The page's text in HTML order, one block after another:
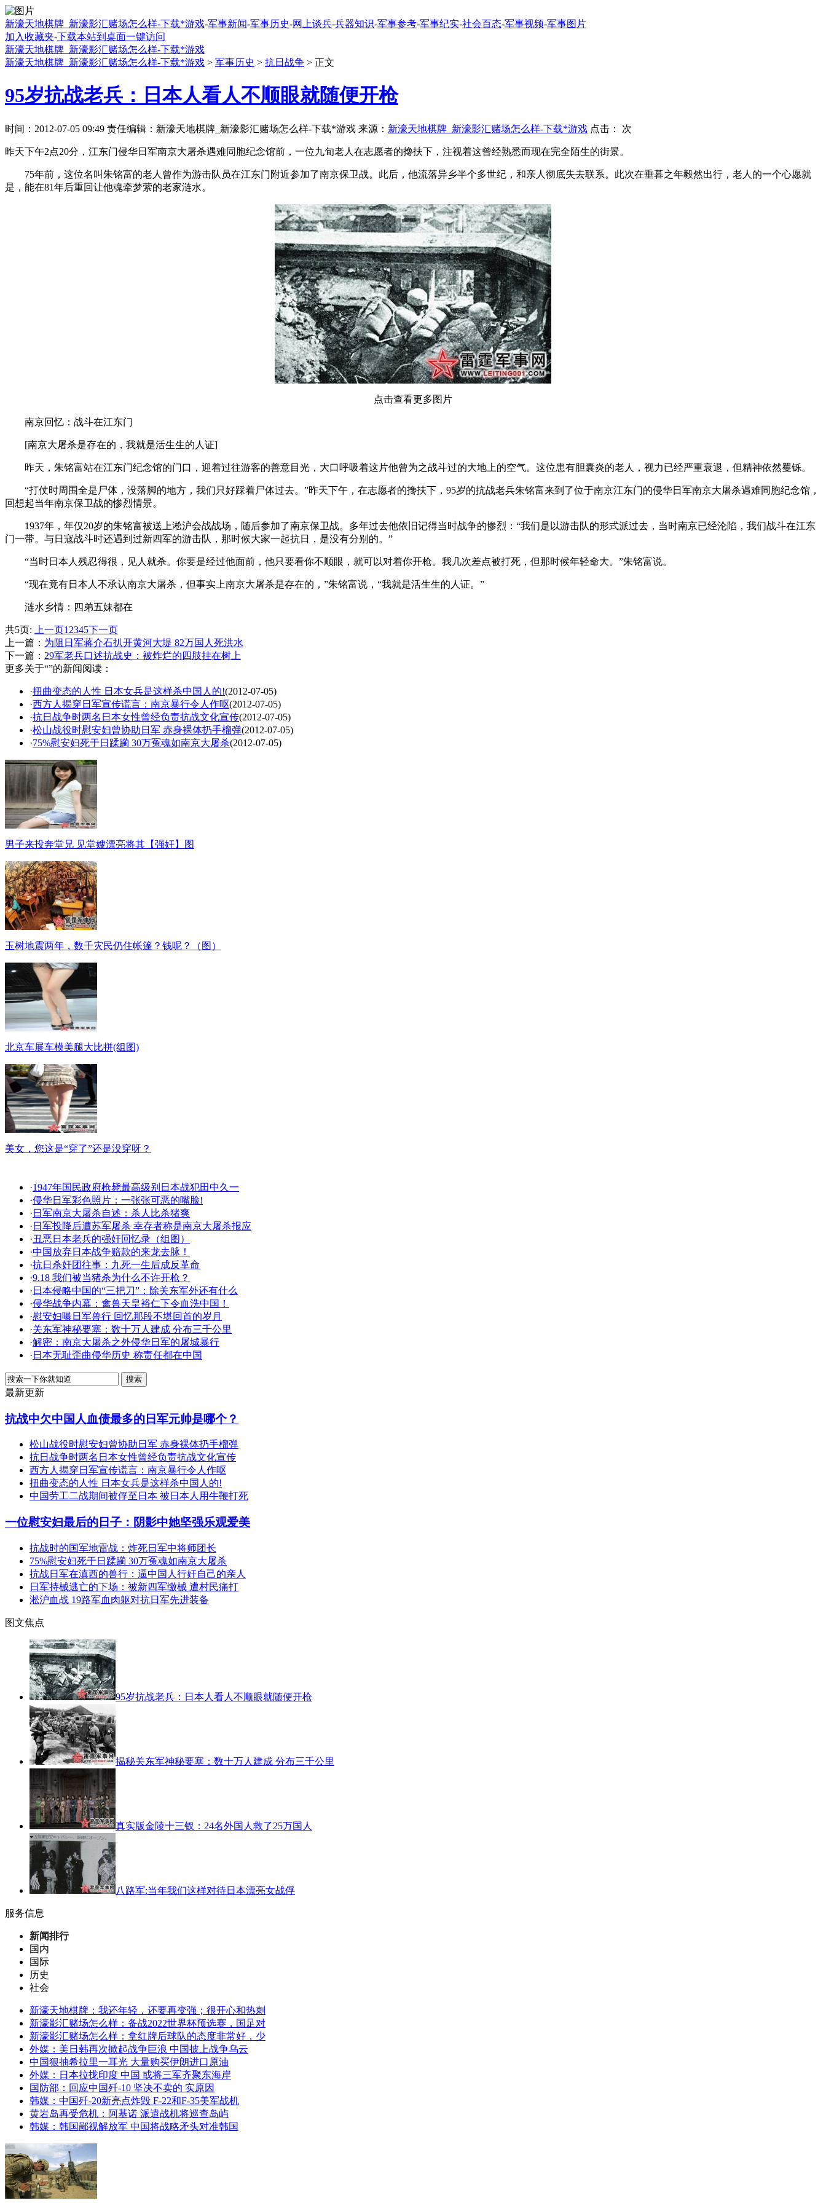
新濠天地棋牌_新濠影汇赌场怎么样-下载*游戏-军事新闻-军事历史-网上谈兵-兵器知识-军事参考-军事纪实-社会百态-军事视频-军事图片
加入收藏夹-下载本站到桌面一键访问
新濠天地棋牌_新濠影汇赌场怎么样-下载*游戏
新濠天地棋牌_新濠影汇赌场怎么样-下载*游戏 > 军事历史 > 抗日战争 > 正文
95岁抗战老兵：日本人看人不顺眼就随便开枪
时间：2012-07-05 09:49 责任编辑：新濠天地棋牌_新濠影汇赌场怎么样-下载*游戏 来源： 新濠天地棋牌_新濠影汇赌场怎么样-下载*游戏 点击： 次
昨天下午2点20分，江东门侵华日军南京大屠杀遇难同胞纪念馆前，一位九旬老人在志愿者的搀扶下，注视着这曾经熟悉而现在完全陌生的街景。
75年前，这位名叫朱铭富的老人曾作为游击队员在江东门附近参加了南京保卫战。此后，他流落异乡半个多世纪，和亲人彻底失去联系。此次在垂暮之年毅然出行，老人的一个心愿就
是，能在81年后重回让他魂牵梦萦的老家涟水。
点击查看更多图片
南京回忆：战斗在江东门
[南京大屠杀是存在的，我就是活生生的人证]
昨天，朱铭富站在江东门纪念馆的门口，迎着过往游客的善意目光，大口呼吸着这片他曾为之战斗过的大地上的空气。这位患有胆囊炎的老人，视力已经严重衰退，但精神依然矍铄。
“打仗时周围全是尸体，没落脚的地方，我们只好踩着尸体过去。”昨天下午，在志愿者的搀扶下，95岁的抗战老兵朱铭富来到了位于南京江东门的侵华日军南京大屠杀遇难同胞纪念馆，
回想起当年南京保卫战的惨烈情景。
1937年，年仅20岁的朱铭富被送上淞沪会战战场，随后参加了南京保卫战。多年过去他依旧记得当时战争的惨烈：“我们是以游击队的形式派过去，当时南京已经沦陷，我们战斗在江东
门一带。与日寇战斗时还遇到过新四军的游击队，那时候大家一起抗日，是没有分别的。”
“当时日本人残忍得很，见人就杀。你要是经过他面前，他只要看你不顺眼，就可以对着你开枪。我几次差点被打死，但那时候年轻命大。”朱铭富说。
“现在竟有日本人不承认南京大屠杀，但事实上南京大屠杀是存在的，”朱铭富说，“我就是活生生的人证。”
涟水乡情：四弟五妹都在
共5页: 上一页1 2345下一页
上一篇： 为阻日军蒋介石扒开黄河大堤 82万国人死洪水
下一篇： 29军老兵口述抗战史：被炸烂的四肢挂在树上
更多关于“”的新闻阅读：
·扭曲变态的人性 日本女兵是这样杀中国人的!(2012-07-05)
·西方人揭穿日军宣传谎言：南京暴行令人作呕(2012-07-05)
·抗日战争时两名日本女性曾经负责抗战文化宣传(2012-07-05)
·松山战役时慰安妇曾协助日军 赤身裸体扔手榴弹(2012-07-05)
·75%慰安妇死于日蹂躏 30万冤魂如南京大屠杀(2012-07-05)
男子来投奔堂兄 见堂嫂漂亮将其【强奸】图
玉树地震两年，数千灾民仍住帐篷？钱呢？（图）
北京车展车模美腿大比拼(组图)
美女，您这是“穿了”还是没穿呀？
·1947年国民政府枪毙最高级别日本战犯田中久一
·侵华日军彩色照片：一张张可恶的嘴脸!
· 日军南京大屠杀自述：杀人比杀猪爽
· 日军投降后遭苏军屠杀 幸存者称是南京大屠杀报应
·丑恶日本老兵的强奸回忆录（组图）
·中国放弃日本战争赔款的来龙去脉！
·抗日杀奸团往事：九死一生后成反革命
·9.18 我们被当猪杀为什么不许开枪？
· 日本侵略中国的“三把刀”：除关东军外还有什么
·侵华战争内幕：禽兽天皇裕仁下令血洗中国！
·慰安妇曝日军兽行 回忆那段不堪回首的岁月
·关东军神秘要塞：数十万人建成 分布三千公里
·解密：南京大屠杀之外侵华日军的屠城暴行
· 日本无耻歪曲侵华历史 称责任都在中国
最新更新
抗战中欠中国人血债最多的日军元帅是哪个？
松山战役时慰安妇曾协助日军 赤身裸体扔手榴弹
抗日战争时两名日本女性曾经负责抗战文化宣传
西方人揭穿日军宣传谎言：南京暴行令人作呕
扭曲变态的人性 日本女兵是这样杀中国人的!
中国劳工二战期间被俘至日本 被日本人用牛鞭打死
一位慰安妇最后的日子：阴影中她坚强乐观爱美
抗战时的国军地雷战：炸死日军中将师团长
75%慰安妇死于日蹂躏 30万冤魂如南京大屠杀
抗战日军在滇西的兽行：逼中国人行奸自己的亲人
日军持械逃亡的下场：被新四军缴械 遭村民痛打
淞沪血战 19路军血肉躯对抗日军先进装备
图文焦点
95岁抗战老兵：日本人看人不顺眼就随便开枪
揭秘关东军神秘要塞：数十万人建成 分布三千公里
真实版金陵十三钗：24名外国人救了25万国人
八路军:当年我们这样对待日本漂亮女战俘
服务信息
新闻排行
国内
国际
历史
社会
新濠天地棋牌：我还年轻，还要再变强；很开心和热刺
新濠影汇赌场怎么样：备战2022世界杯预选赛，国足对
新濠影汇赌场怎么样：拿红牌后球队的态度非常好，少
外媒：美日韩再次掀起战争巨浪 中国披上战争乌云
中国狠抽希拉里一耳光 大量购买伊朗进口原油
外媒：日本拉拢印度 中国 或将三军齐聚东海岸
国防部：回应中国歼-10 坚决不卖的 实原因
韩媒：中国歼-20新亮点炸毁 F-22和F-35美军战机
黄岩岛再受危机：阿基诺 派遣战机将巡查岛屿
韩媒：韩国鄙视解放军 中国将战略矛头对准韩国